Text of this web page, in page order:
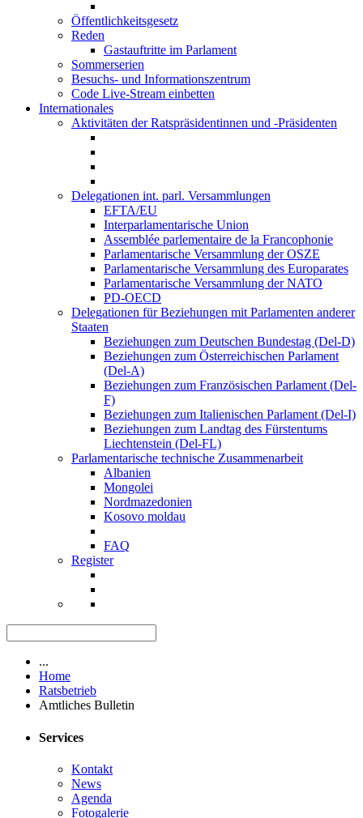
Öffentlichkeitsgesetz
Reden
Gastauftritte im Parlament
Sommerserien
Besuchs- und Informationszentrum
Code Live-Stream einbetten
Internationales
Aktivitäten der Ratspräsidentinnen und -Präsidenten
Delegationen int. parl. Versammlungen
EFTA/EU
Interparlamentarische Union
Assemblée parlementaire de la Francophonie
Parlamentarische Versammlung der OSZE
Parlamentarische Versammlung des Europarates
Parlamentarische Versammlung der NATO
PD-OECD
Delegationen für Beziehungen mit Parlamenten anderer
Staaten
Beziehungen zum Deutschen Bundestag (Del-D)
Beziehungen zum Österreichischen Parlament
(Del-A)
Beziehungen zum Französischen Parlament (Del-
F)
Beziehungen zum Italienischen Parlament (Del-I)
Beziehungen zum Landtag des Fürstentums
Liechtenstein (Del-FL)
Parlamentarische technische Zusammenarbeit
Albanien
Mongolei
Nordmazedonien
Kosovo moldau
FAQ
Register
...
Home
Ratsbetrieb
Amtliches Bulletin
Services
Kontakt
News
Agenda
Fotogalerie